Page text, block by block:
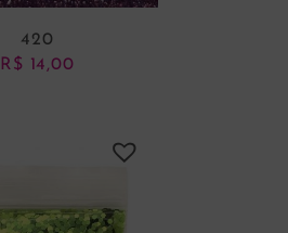
420
R$ 14,00